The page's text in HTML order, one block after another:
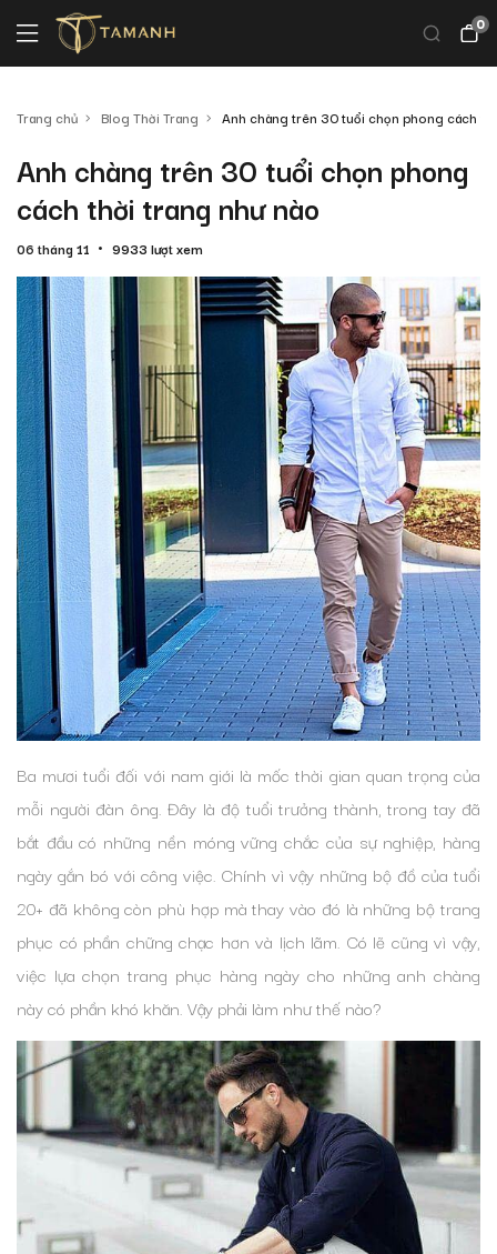
0
Trang chủ Blog Thời Trang Anh chàng trên 30 tuổi chọn phong cách
Anh chàng trên 30 tuổi chọn phong
cách thời trang như nào
06 tháng 11 9933 lượt xem
Ba mươi tuổi đối với nam giới là mốc thời gian quan trọng của
mỗi người đàn ông. Đây là độ tuổi trưởng thành, trong tay đã
bắt đầu có những nền móng vững chắc của sự nghiệp, hàng
ngày gắn bó với công việc. Chính vì vậy những bộ đồ của tuổi
20+ đã không còn phù hợp mà thay vào đó là những bộ trang
phục có phần chững chạc hơn và lịch lãm. Có lẽ cũng vì vậy,
việc lựa chọn trang phục hàng ngày cho những anh chàng
này có phần khó khăn. Vậy phải làm như thế nào?